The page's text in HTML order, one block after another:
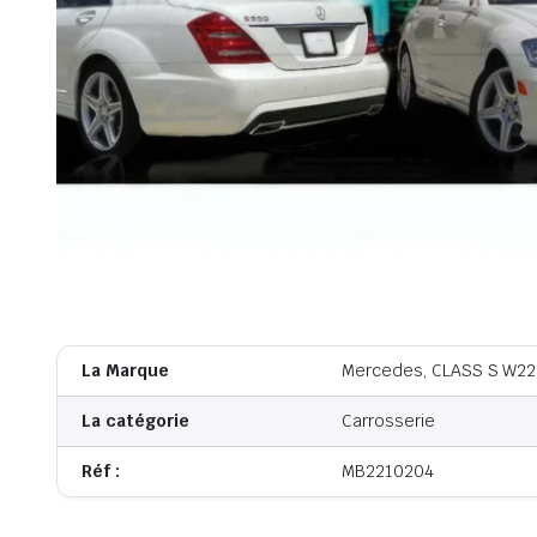
La Marque Mercedes, CLASS S
La catégorie Carrosserie
Réf : MB2210204